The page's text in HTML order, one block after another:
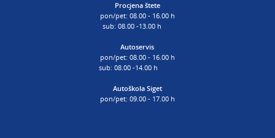
Procjena štete
pon/pet: 08.00 - 16.00 h
sub: 08.00 -13.00 h
Autoservis
pon/pet: 08.00 - 16.00 h
sub: 08.00 -14.00 h
Autoškola Siget
pon/pet: 09.00 - 17.00 h